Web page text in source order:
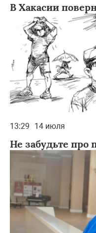
В Хакасии
13:29 14 июля
Не забудьте про